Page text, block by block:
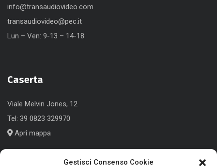
Gestisci Consenso Cookie
info@transaudiovideo.com
transaudiovideo@pec.it
Lun – Ven: 9-13 – 14-18
Caserta
Viale Melvin Jones, 12
Tel: 39 0823 329970
Apri mappa